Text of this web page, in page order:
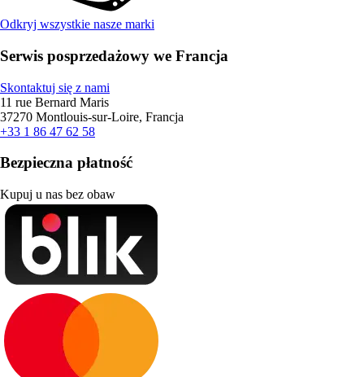
Odkryj wszystkie nasze marki
Serwis posprzedażowy we Francja
Skontaktuj się z nami
11 rue Bernard Maris
37270 Montlouis-sur-Loire, Francja
+33 1 86 47 62 58
Bezpieczna płatność
Kupuj u nas bez obaw